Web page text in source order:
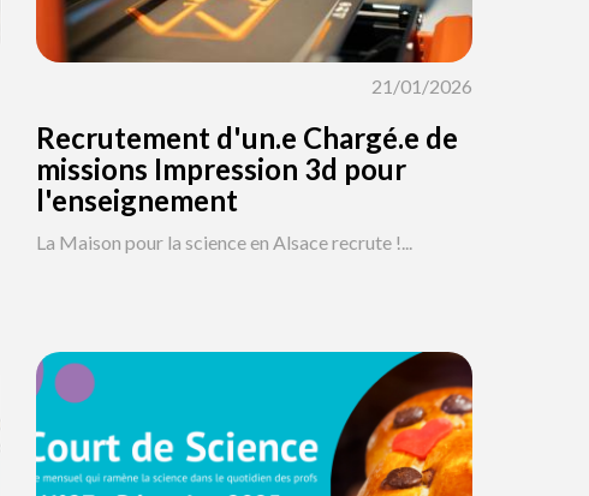
21/01/2026
Recrutement d'un.e Chargé.e de
missions Impression 3d pour
l'enseignement
La Maison pour la science en Alsace recrute !...